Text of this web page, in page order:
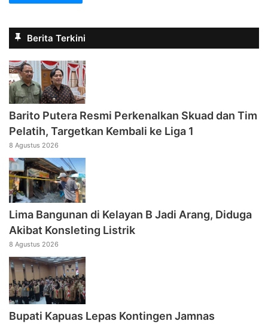
Berita Terkini
Barito Putera Resmi Perkenalkan Skuad dan Tim
Pelatih, Targetkan Kembali ke Liga 1
8 Agustus 2026
Lima Bangunan di Kelayan B Jadi Arang, Diduga
Akibat Konsleting Listrik
8 Agustus 2026
Bupati Kapuas Lepas Kontingen Jamnas